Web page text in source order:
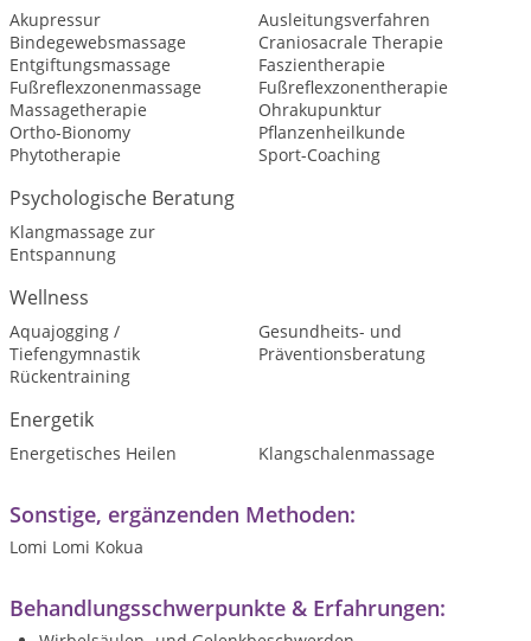
Akupressur
Ausleitungsverfahren
Bindegewebsmassage
Craniosacrale Therapie
Entgiftungsmassage
Faszientherapie
Fußreflexzonenmassage
Fußreflexzonentherapie
Massagetherapie
Ohrakupunktur
Ortho-Bionomy
Pflanzenheilkunde
Phytotherapie
Sport-Coaching
Psychologische Beratung
Klangmassage zur
Entspannung
Wellness
Aquajogging /
Tiefengymnastik
Gesundheits- und
Präventionsberatung
Rückentraining
Energetik
Energetisches Heilen Klangschalenmassage
Sonstige, ergänzenden Methoden:
Lomi Lomi Kokua
Behandlungsschwerpunkte & Erfahrungen: